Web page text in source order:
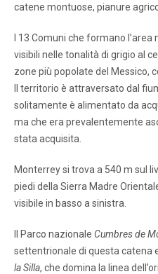
catene montuose, pianure
I 13 Comuni che formano
visibili nelle tonalità di grigio al
zone più popolate del Messico,
Il territorio è attraversato dal
solitamente è alimentato da
ma che era prevalentemente
stata acquisita.
Monterrey si trova a 540 m sul
piedi della Sierra Madre
visibile in basso a sinistra.
Il Parco nazionale Cumbres de
settentrionale di questa catena
la Silla, che domina la linea